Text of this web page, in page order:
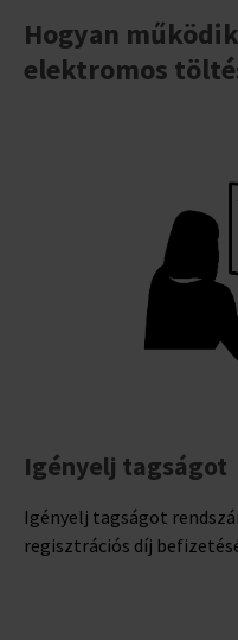
Hogyan
elektromos
Igényelj tagságot
Igényelj tagságot
regisztrációs díj